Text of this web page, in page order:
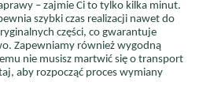
– zajmie Ci to tylko kilka minut.
szybki czas realizacji nawet do
części, co gwarantuje
Zapewniamy również wygodną
nie musisz martwić się o transport
aby rozpocząć proces wymiany